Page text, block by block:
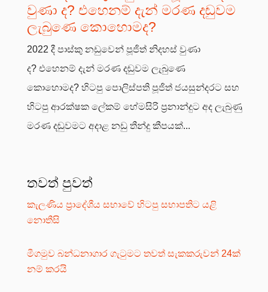
වුණා ද? එහෙනම් දැන් මරණ දඬුවම
ලැබුණෙ කොහොමද?
2022 දී පාස්කු නඩුවෙන් පූජිත් නිදහස් වුණා
ද? එහෙනම් දැන් මරණ දඬුවම ලැබුණෙ
කොහොමද? හිටපු පොලිස්පති පූජිත් ජයසුන්දරට සහ
හිටපු ආරක්ෂක ලේකම් හේමසිරි ප්‍රනාන්දුට අද ලැබුණු
මරණ දඬුවමට අදාළ නඩු තීන්දු කීපයක්...
තවත් පුවත්
කැලණිය ප්‍රාදේශීය සභාවේ හිටපු සභාපතිට යළි
නොතීසි
මීගමුව බන්ධනාගාර ගැටුමට තවත් සැකකරුවන් 24ක්
නම් කරයි